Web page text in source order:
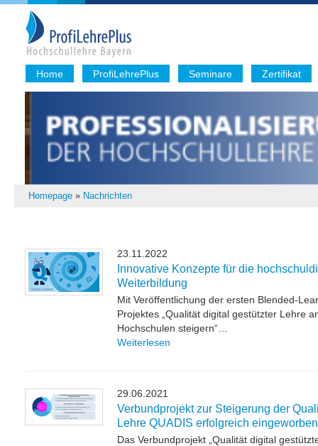
Home ProfiLehrePlus Seminare Zertifikat
Homepage » Nachrichten
23.11.2022
Innovative Konzepte für die
Weiterbildung
Mit Veröffentlichung der ersten Blended-
Projektes „Qualität digital gestützter Lehre
Hochschulen steigern“…
Weiterlesen
29.06.2021
Verbundprojekt zur Steigerung der
Lehre QUADIS erfolgreich eingeworben
Das Verbundprojekt „Qualität digital